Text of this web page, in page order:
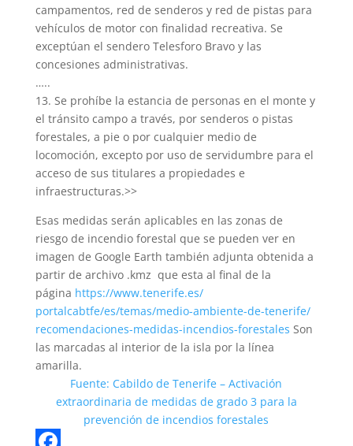
campamentos, red de senderos y red de pistas para
vehículos de motor con finalidad recreativa. Se
exceptúan el sendero Telesforo Bravo y las
concesiones administrativas.
…..
13. Se prohíbe la estancia de personas en el monte y
el tránsito campo a través, por senderos o pistas
forestales, a pie o por cualquier medio de
locomoción, excepto por uso de servidumbre para el
acceso de sus titulares a propiedades e
infraestructuras.>>
Esas medidas serán aplicables en las zonas de
riesgo de incendio forestal que se pueden ver en
imagen de Google Earth también adjunta obtenida a
partir de archivo .kmz que esta al final de la
página https://www.tenerife.es/
portalcabtfe/es/temas/medio-ambiente-de-tenerife/
recomendaciones-medidas-incendios-forestales Son
las marcadas al interior de la isla por la línea
amarilla.
Fuente: Cabildo de Tenerife – Activación
extraordinaria de medidas de grado 3 para la
prevención de incendios forestales